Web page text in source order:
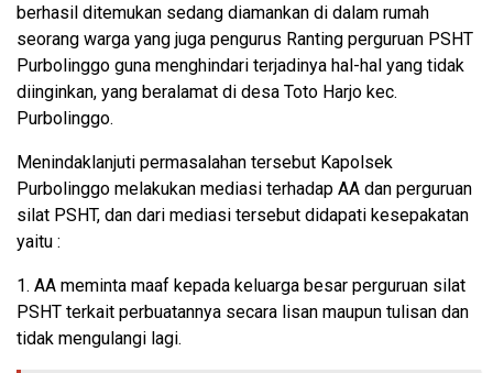
berhasil ditemukan sedang diamankan di dalam rumah
seorang warga yang juga pengurus Ranting perguruan PSHT
Purbolinggo guna menghindari terjadinya hal-hal yang tidak
diinginkan, yang beralamat di desa Toto Harjo kec.
Purbolinggo.
Menindaklanjuti permasalahan tersebut Kapolsek
Purbolinggo melakukan mediasi terhadap AA dan perguruan
silat PSHT, dan dari mediasi tersebut didapati kesepakatan
yaitu :
1. AA meminta maaf kepada keluarga besar perguruan silat
PSHT terkait perbuatannya secara lisan maupun tulisan dan
tidak mengulangi lagi.